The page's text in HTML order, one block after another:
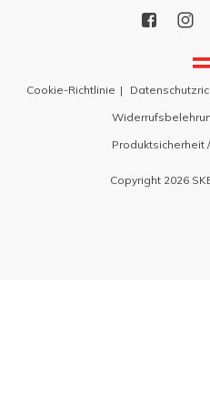
Cookie-Richtlinie
Produktsicherheit
Copyright 2026